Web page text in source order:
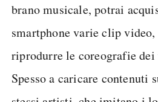
brano musicale, potrai
smartphone varie clip
riprodurre le coreografie
Spesso a caricare contenuti